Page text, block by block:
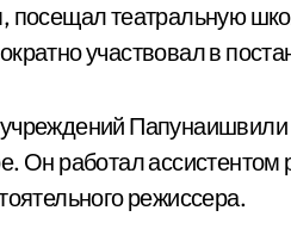
посещал театральную
участвовал в
Он работал ассистентом
режиссера.